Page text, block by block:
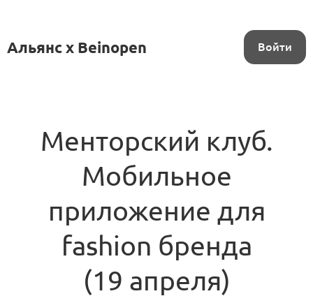
Альянс x Beinopen Войти
Менторский клуб.
Мобильное
приложение для
fashion бренда
(19 апреля)